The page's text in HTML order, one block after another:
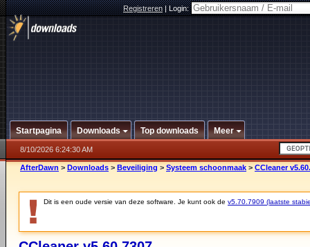
Registreren|Login:
Startpagina Downloads Top downloads Meer
8/10/2026 6:24:30 AM
AfterDawn > Downloads > Beveiliging > Systeem schoonmaak > CCleaner
Dit is een oude versie van deze software. Je kunt ook de v5.70.7909 (laatste